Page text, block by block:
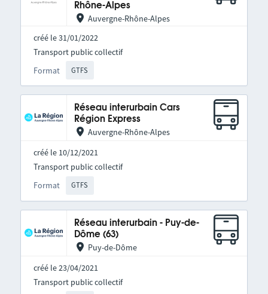
Rhône-Alpes
Auvergne-Rhône-Alpes
créé le 31/01/2022
Format GTFS
Transport public collectif
Réseau interurbain Cars
Région Express
Auvergne-Rhône-Alpes
créé le 10/12/2021
Format GTFS
Transport public collectif
Réseau interurbain - Puy-de-
Dôme (63)
Puy-de-Dôme
créé le 23/04/2021
Transport public collectif